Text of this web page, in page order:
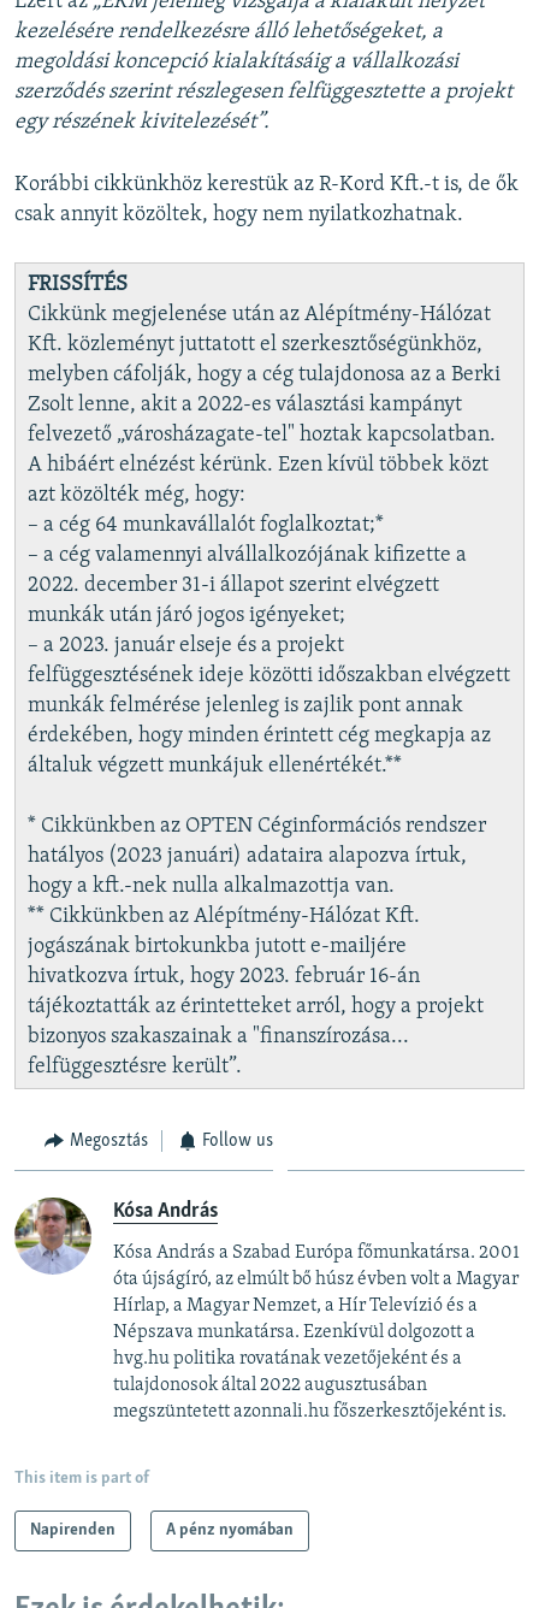
kezelésére rendelkezésre álló lehetőségeket, a
megoldási koncepció kialakításáig a vállalkozási
szerződés szerint részlegesen felfüggesztette a projekt
egy részének kivitelezését”.
Korábbi cikkünkhöz kerestük az R-Kord Kft.-t is, de ők
csak annyit közöltek, hogy nem nyilatkozhatnak.
FRISSÍTÉS
Cikkünk megjelenése után az Alépítmény-Hálózat
Kft. közleményt juttatott el szerkesztőségünkhöz,
melyben cáfolják, hogy a cég tulajdonosa az a Berki
Zsolt lenne, akit a 2022-es választási kampányt
felvezető „városházagate-tel" hoztak kapcsolatban.
A hibáért elnézést kérünk. Ezen kívül többek közt
azt közölték még, hogy:
– a cég 64 munkavállalót foglalkoztat;*
– a cég valamennyi alvállalkozójának kifizette a
2022. december 31-i állapot szerint elvégzett
munkák után járó jogos igényeket;
– a 2023. január elseje és a projekt
felfüggesztésének ideje közötti időszakban elvégzett
munkák felmérése jelenleg is zajlik pont annak
érdekében, hogy minden érintett cég megkapja az
általuk végzett munkájuk ellenértékét.**
* Cikkünkben az OPTEN Céginformációs rendszer
hatályos (2023 januári) adataira alapozva írtuk,
hogy a kft.-nek nulla alkalmazottja van.
** Cikkünkben az Alépítmény-Hálózat Kft.
jogászának birtokunkba jutott e-mailjére
hivatkozva írtuk, hogy 2023. február 16-án
tájékoztatták az érintetteket arról, hogy a projekt
bizonyos szakaszainak a "finanszírozása...
felfüggesztésre került”.
Megosztás Follow us
Kósa András
Kósa András a Szabad Európa főmunkatársa. 2001
óta újságíró, az elmúlt bő húsz évben volt a Magyar
Hírlap, a Magyar Nemzet, a Hír Televízió és a
Népszava munkatársa. Ezenkívül dolgozott a
hvg.hu politika rovatának vezetőjeként és a
tulajdonosok által 2022 augusztusában
megszüntetett azonnali.hu főszerkesztőjeként is.
This item is part of
Napirenden A pénz nyomában